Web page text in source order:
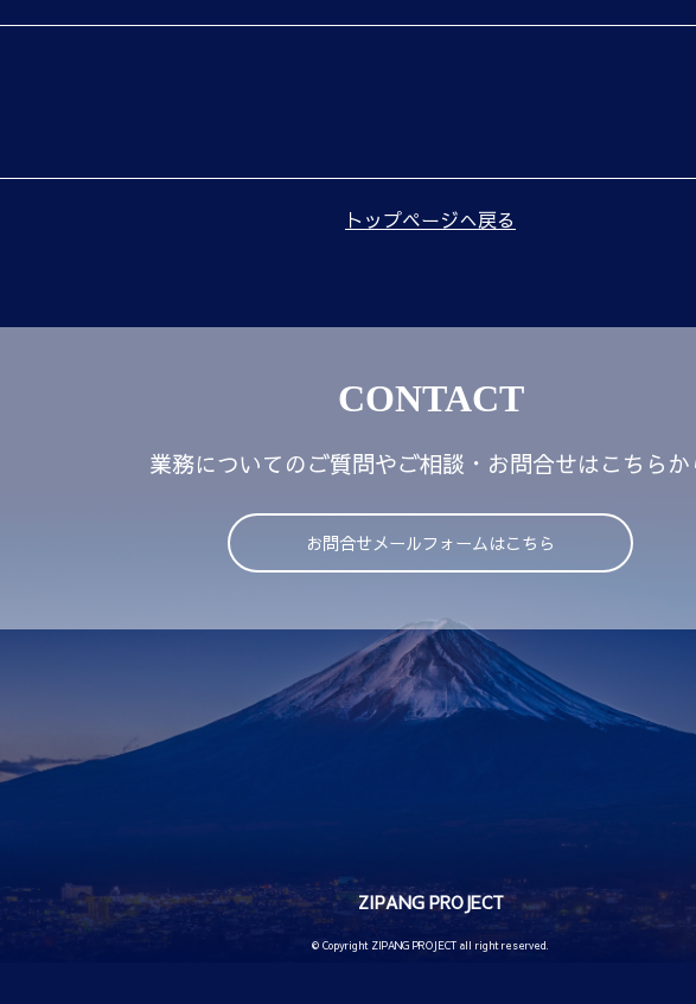
トップページへ戻る
CONTACT
業務についてのご質問やご相談・お問合せはこちらか
お問合せメールフォームはこちら
ZIPANG PROJECT
© Copyright ZIPANG PROJECT all right reserved.